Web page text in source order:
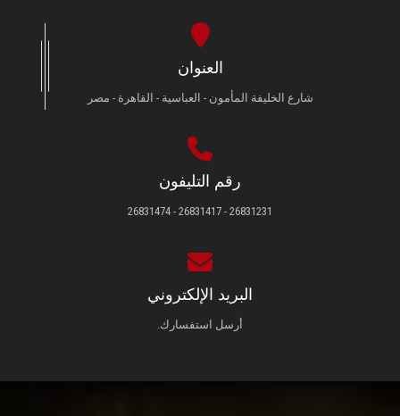
العنوان
شارع الخليفة المأمون - العباسية - القاهرة - مصر
رقم التليفون
26831231 - 26831417 - 26831474
البريد الإلكتروني
أرسل استفسارك.